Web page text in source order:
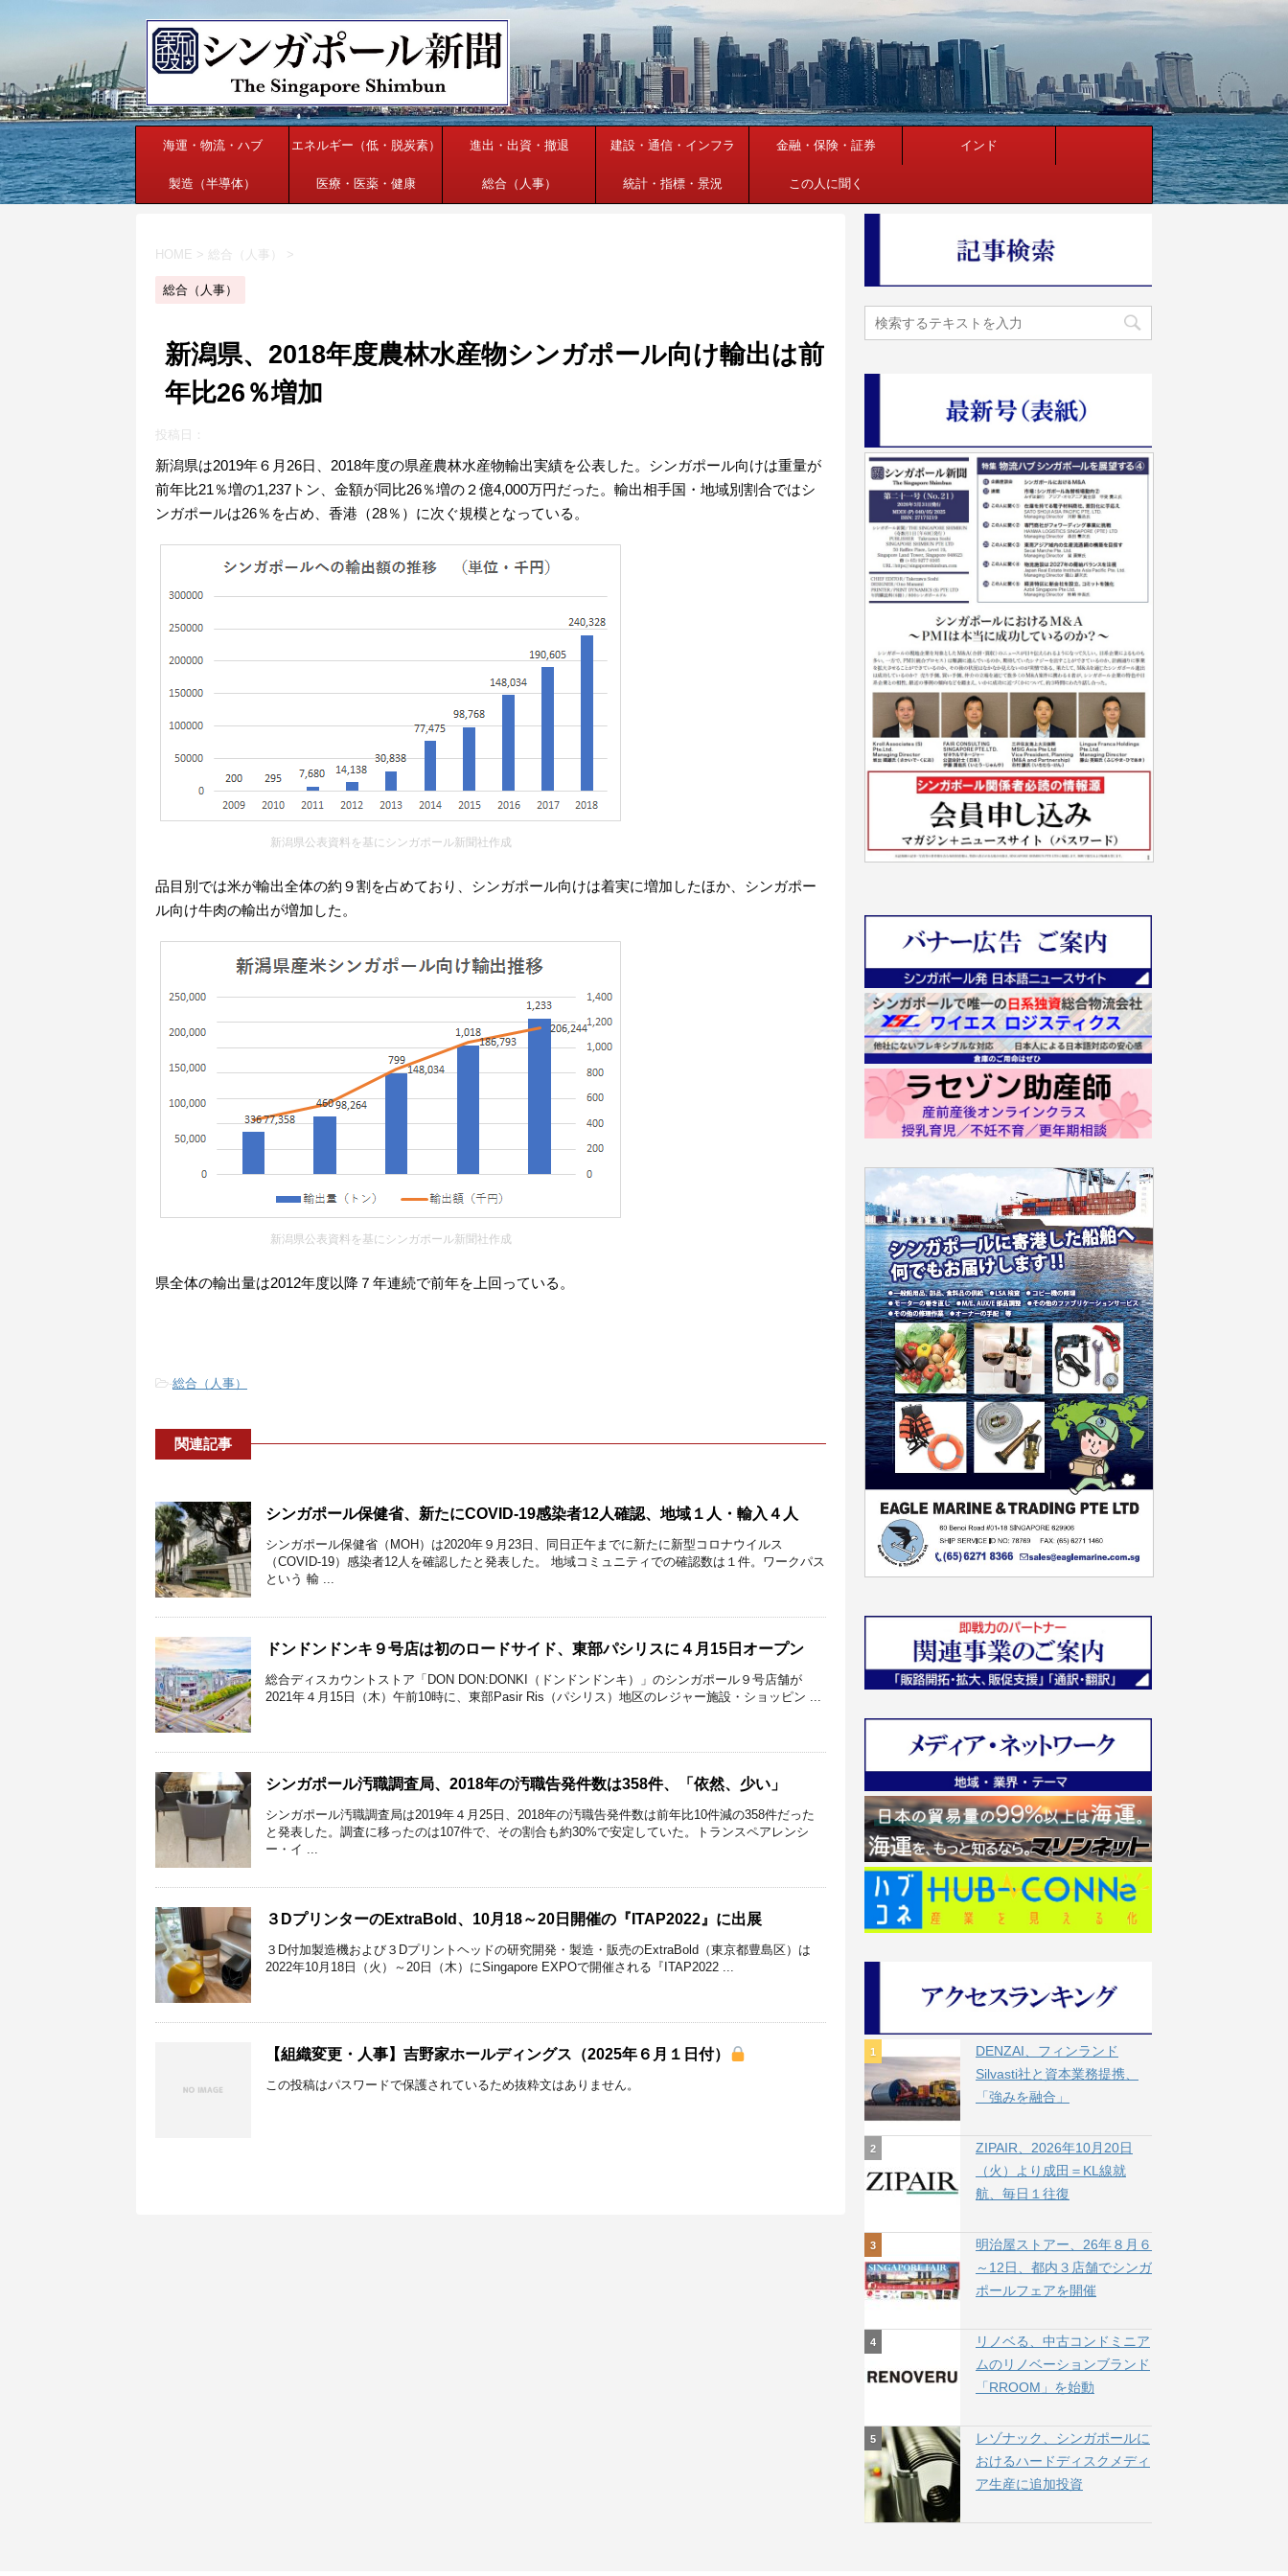
海運・物流・ハブ エネルギー（低・脱炭素） 進出・出資・撤退 建設・通信・インフラ 金融・保険・証券 インド
製造（半導体） 医療・医薬・健康 総合（人事） 統計・指標・景況 この人に聞く
HOME > 総合（人事） >
総合（人事）
新潟県、2018年度農林水産物シンガポール向け輸出は前
年比26％増加
投稿日：
新潟県は2019年６月26日、2018年度の県産農林水産物輸出実績を公表した。シンガポール向けは重量が
前年比21％増の1,237トン、金額が同比26％増の２億4,000万円だった。輸出相手国・地域別割合ではシ
ンガポールは26％を占め、香港（28％）に次ぐ規模となっている。
新潟県公表資料を基にシンガポール新聞社作成
品目別では米が輸出全体の約９割を占めており、シンガポール向けは着実に増加したほか、シンガポー
ル向け牛肉の輸出が増加した。
新潟県公表資料を基にシンガポール新聞社作成
県全体の輸出量は2012年度以降７年連続で前年を上回っている。
-総合（人事）
関連記事
シンガポール保健省、新たにCOVID-19感染者12人確認、地域１人・輸入４人
シンガポール保健省（MOH）は2020年９月23日、同日正午までに新たに新型コロナウイルス
（COVID-19）感染者12人を確認したと発表した。 地域コミュニティでの確認数は１件。ワークパス
という 輸 ...
ドンドンドンキ９号店は初のロードサイド、東部パシリスに４月15日オープン
総合ディスカウントストア「DON DON:DONKI（ドンドンドンキ）」のシンガポール９号店舗が
2021年４月15日（木）午前10時に、東部Pasir Ris（パシリス）地区のレジャー施設・ショッピン ...
シンガポール汚職調査局、2018年の汚職告発件数は358件、「依然、少い」
シンガポール汚職調査局は2019年４月25日、2018年の汚職告発件数は前年比10件減の358件だった
と発表した。調査に移ったのは107件で、その割合も約30%で安定していた。トランスペアレンシ
ー・イ ...
３DプリンターのExtraBold、10月18～20日開催の『ITAP2022』に出展
３D付加製造機および３Dプリントヘッドの研究開発・製造・販売のExtraBold（東京都豊島区）は
2022年10月18日（火）～20日（木）にSingapore EXPOで開催される『ITAP2022 ...
【組織変更・人事】吉野家ホールディングス（2025年６月１日付）
この投稿はパスワードで保護されているため抜粋文はありません。
DENZAI、フィンランド
Silvasti社と資本業務提携、
「強みを融合」
ZIPAIR、2026年10月20日
（火）より成田＝KL線就
航、毎日１往復
明治屋ストアー、26年８月６
～12日、都内３店舗でシンガ
ポールフェアを開催
リノベる、中古コンドミニア
ムのリノベーションブランド
「RROOM」を始動
レゾナック、シンガポールに
おけるハードディスクメディ
ア生産に追加投資